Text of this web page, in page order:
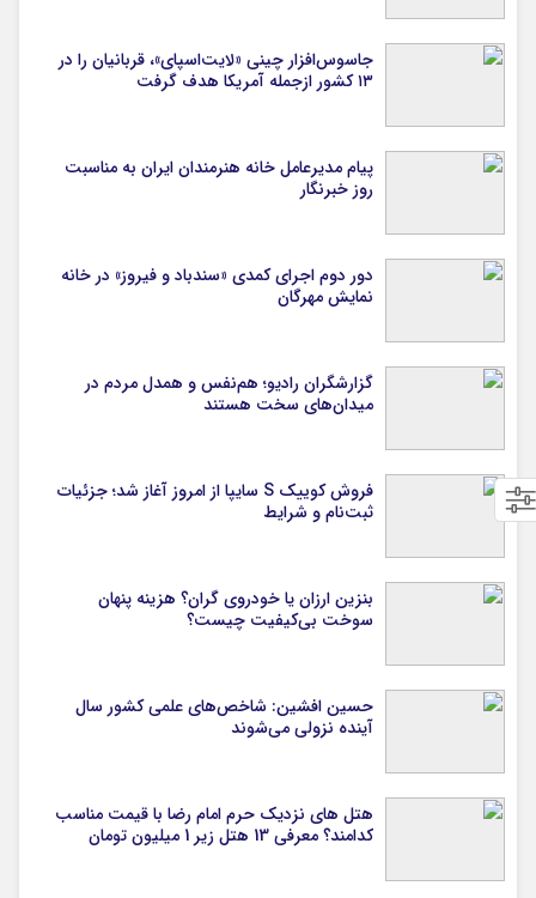
جاسوس‌افزار چینی «لایت‌اسپای»، قربانیان را در
۱۳ کشور ازجمله آمریکا هدف گرفت
پیام مدیرعامل خانه هنرمندان ایران به مناسبت
روز خبرنگار
دور دوم اجرای کمدی «سندباد و فیروز» در خانه
نمایش مهرگان
گزارشگران رادیو؛ هم‌نفس و همدل مردم در
میدان‌های سخت هستند
فروش کوییک S سایپا از امروز آغاز شد؛ جزئیات
ثبت‌نام و شرایط
بنزین ارزان یا خودروی گران؟ هزینه پنهان
سوخت بی‌کیفیت چیست؟
حسین افشین: شاخص‌های علمی کشور سال
آینده نزولی می‌شوند
هتل های نزدیک حرم امام رضا با قیمت مناسب
کدامند؟ معرفی 13 هتل زیر 1 میلیون تومان